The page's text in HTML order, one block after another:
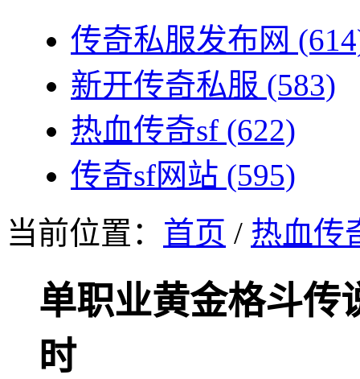
传奇私服发布网
新开传奇私服 (583)
热血传奇sf (622)
传奇sf网站 (595)
当前位置： 首页 / 热血传
单职业黄金格斗传
时